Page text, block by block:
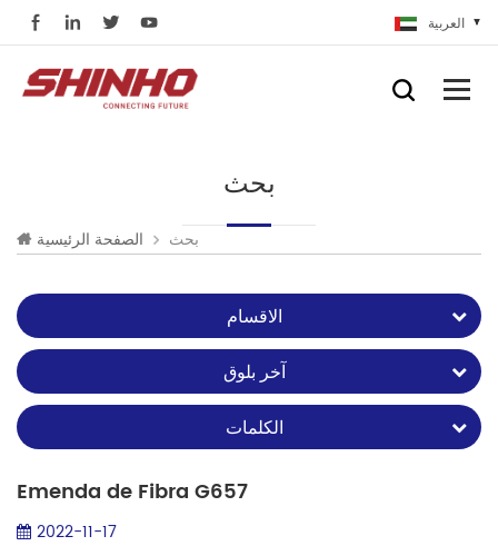
العربية
بحث
الصفحة الرئيسية بحث
الاقسام
آخر بلوق
الكلمات
Emenda de Fibra G657
2022-11-17